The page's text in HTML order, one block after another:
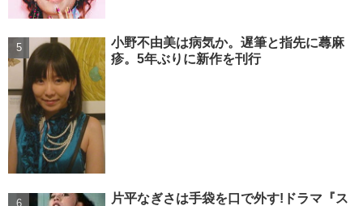
小野不由美は病気か。遅筆と指先に蕁麻
疹。5年ぶりに新作を刊行
片平なぎさは手袋を口で外す!ドラマ『ス